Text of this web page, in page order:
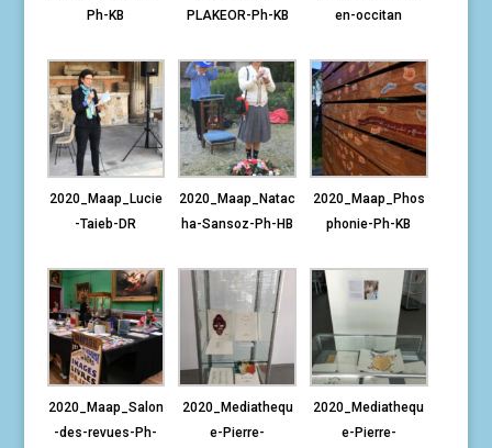
Ph-KB
PLAKEOR-Ph-KB
en-occitan
2020_Maap_Lucie
-Taieb-DR
2020_Maap_Natac
ha-Sansoz-Ph-HB
2020_Maap_Phos
phonie-Ph-KB
2020_Maap_Salon
-des-revues-Ph-
2020_Mediathequ
e-Pierre-
2020_Mediathequ
e-Pierre-